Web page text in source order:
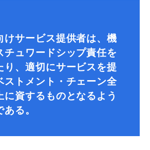
けサービス提供者は、機
チュワードシップ責任を
り、適切にサービスを提
ストメント・チェーン全
に資するものとなるよう
る。